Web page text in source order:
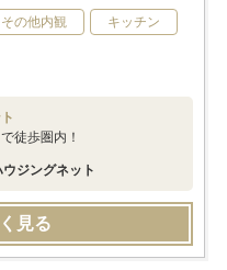
その他内観 キッチン
徒歩圏内！
ジングネット
見る